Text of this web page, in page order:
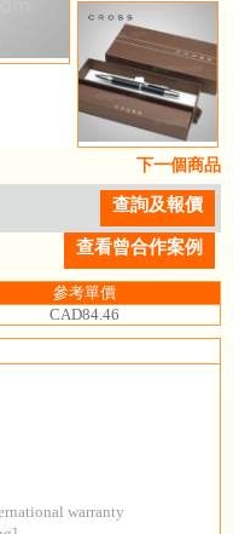
下一個商品
查詢及報價
查看曾合作案例
參考單價
CAD84.46
warranty